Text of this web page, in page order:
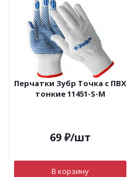
Перчатки Зубр Точка с ПВХ
тонкие 11451-S-M
69 ₽/шт
В корзину